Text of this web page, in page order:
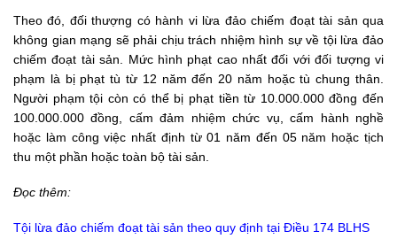
Theo đó, đối thượng có hành vi lừa đảo chiếm đoạt tài sản qua
không gian mạng sẽ phải chịu trách nhiệm hình sự về tội lừa đảo
chiếm đoạt tài sản. Mức hình phạt cao nhất đối với đối tượng vi
phạm là bị phạt tù từ 12 năm đến 20 năm hoặc tù chung thân.
Người phạm tội còn có thể bị phạt tiền từ 10.000.000 đồng đến
100.000.000 đồng, cấm đảm nhiệm chức vụ, cấm hành nghề
hoặc làm công việc nhất định từ 01 năm đến 05 năm hoặc tịch
thu một phần hoặc toàn bộ tài sản.
Đọc thêm:
Tội lừa đảo chiếm đoạt tài sản theo quy định tại Điều 174 BLHS